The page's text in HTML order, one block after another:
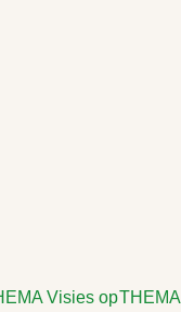
Visies opTHEMA